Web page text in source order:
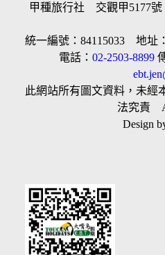
甲種旅行社 交觀甲5177
統一編號：84115033 地址：
電話：02-2503-8899
此網站所有圖文資料，未經
法究責
Design